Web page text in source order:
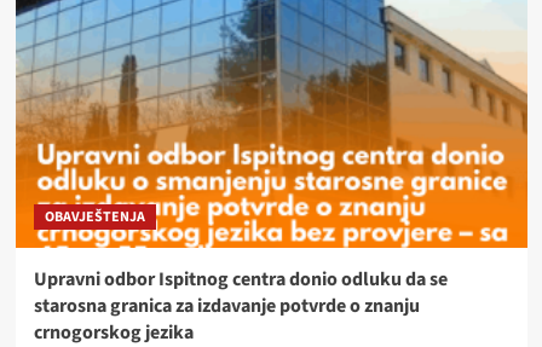
OBAVJEŠTENJA
Upravni odbor Ispitnog centra donio odluku da se
starosna granica za izdavanje potvrde o znanju
crnogorskog jezika